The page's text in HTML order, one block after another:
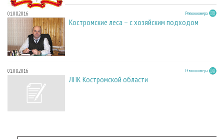
01.08.2016 Регион номера
Костромские леса – с хозяйским подходом
01.08.2016 Регион номера
ЛПК Костромской области